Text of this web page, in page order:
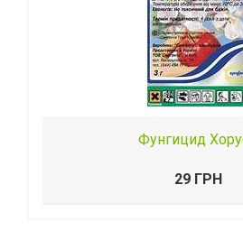
Фунгицид
29 ГРН